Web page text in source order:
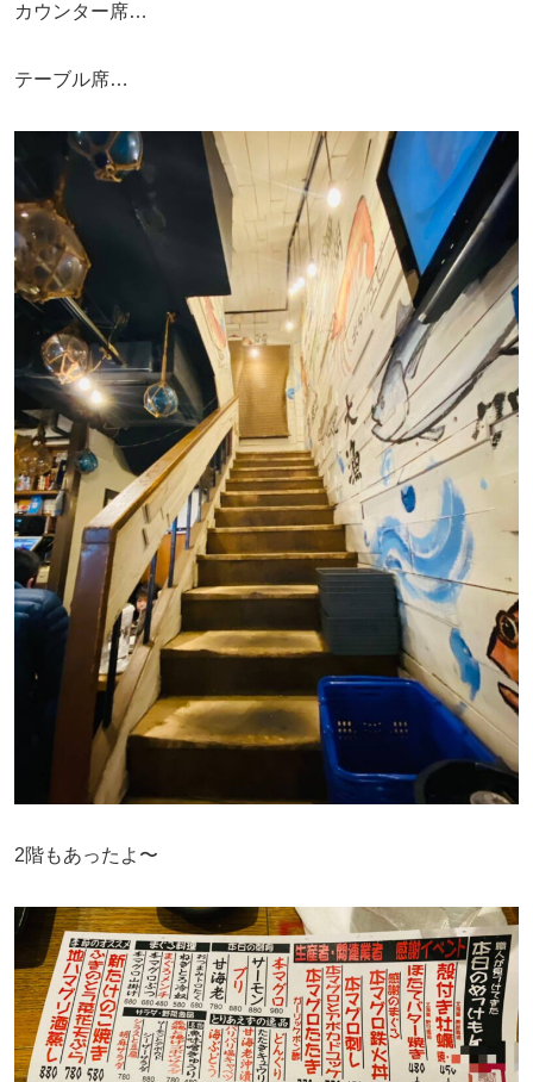
カウンター席…
テーブル席…
2階もあったよ〜